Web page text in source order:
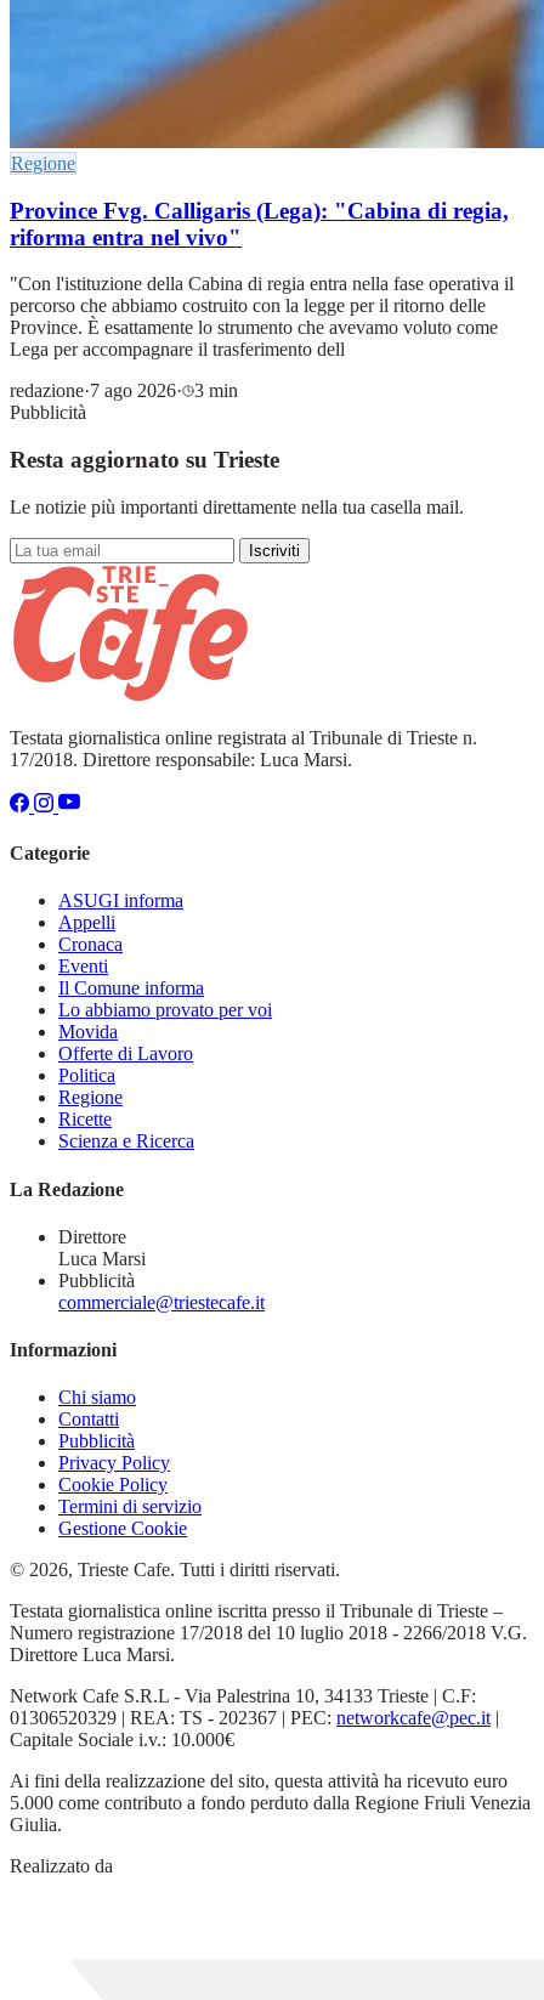
Regione
Province Fvg. Calligaris (Lega): "Cabina di regia,
riforma entra nel vivo"
"Con l'istituzione della Cabina di regia entra nella fase operativa il
percorso che abbiamo costruito con la legge per il ritorno delle
Province. È esattamente lo strumento che avevamo voluto come
Lega per accompagnare il trasferimento dell
redazione·7 ago 2026·
3 min
Pubblicità
Resta aggiornato su Trieste
Le notizie più importanti direttamente nella tua casella mail.
Iscriviti
Testata giornalistica online registrata al Tribunale di Trieste n.
17/2018. Direttore responsabile: Luca Marsi.
Categorie
ASUGI informa
Appelli
Cronaca
Eventi
Il Comune informa
Lo abbiamo provato per voi
Movida
Offerte di Lavoro
Politica
Regione
Ricette
Scienza e Ricerca
La Redazione
Direttore
Luca Marsi
Pubblicità
commerciale@triestecafe.it
Informazioni
Chi siamo
Contatti
Pubblicità
Privacy Policy
Cookie Policy
Termini di servizio
Gestione Cookie
© 2026, Trieste Cafe. Tutti i diritti riservati.
Testata giornalistica online iscritta presso il Tribunale di Trieste –
Numero registrazione 17/2018 del 10 luglio 2018 - 2266/2018 V.G.
Direttore Luca Marsi.
Network Cafe S.R.L - Via Palestrina 10, 34133 Trieste | C.F:
01306520329 | REA: TS - 202367 | PEC: networkcafe@pec.it|
Capitale Sociale i.v.: 10.000€
Ai fini della realizzazione del sito, questa attività ha ricevuto euro
5.000 come contributo a fondo perduto dalla Regione Friuli Venezia
Giulia.
Realizzato da